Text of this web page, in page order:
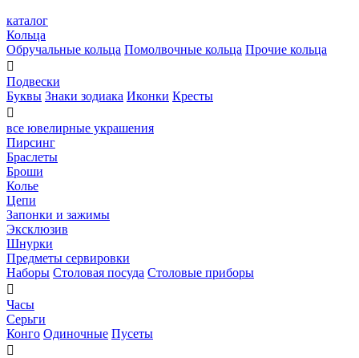
каталог
Кольца
Обручальные кольца Помолвочные кольца Прочие кольца

Подвески
Буквы Знаки зодиака Иконки Кресты

все ювелирные украшения
Пирсинг
Браслеты
Броши
Колье
Цепи
Запонки и зажимы
Эксклюзив
Шнурки
Предметы сервировки
Наборы Столовая посуда Столовые приборы

Часы
Серьги
Конго Одиночные Пусеты
